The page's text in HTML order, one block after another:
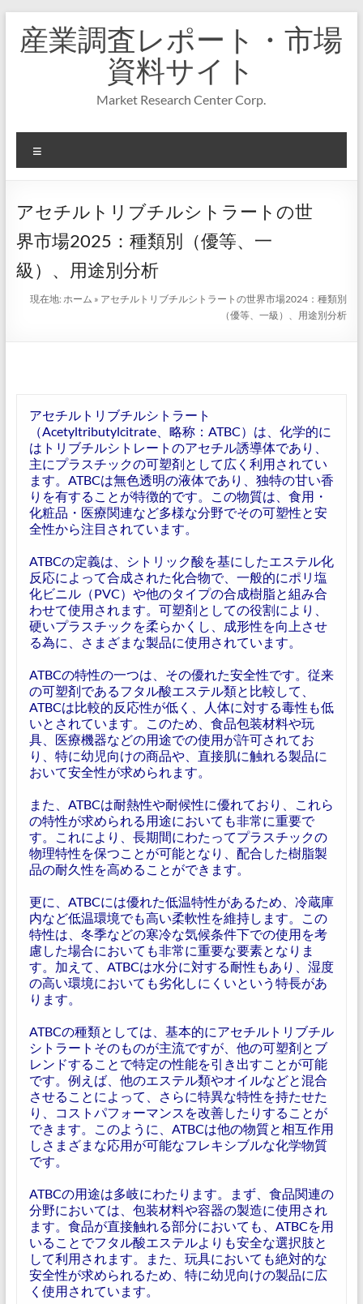
キ
プ
産業調査レポート・市場
資料サイト
Market Research Center Corp.
ニ
ー
アセチルトリブチルシトラートの世
界市場2025：種類別（優等、一
級）、用途別分析
現在地:ホーム » アセチルトリブチルシトラートの世界市場2024：種類別
（優等、一級）、用途別分析
アセチルトリブチルシトラート
（Acetyltributylcitrate、略称：ATBC）は、化学的に
はトリブチルシトレートのアセチル誘導体であり、
主にプラスチックの可塑剤として広く利用されてい
ます。ATBCは無色透明の液体であり、独特の甘い香
りを有することが特徴的です。この物質は、食用・
化粧品・医療関連など多様な分野でその可塑性と安
全性から注目されています。
ATBCの定義は、シトリック酸を基にしたエステル化
反応によって合成された化合物で、一般的にポリ塩
化ビニル（PVC）や他のタイプの合成樹脂と組み合
わせて使用されます。可塑剤としての役割により、
硬いプラスチックを柔らかくし、成形性を向上させ
る為に、さまざまな製品に使用されています。
ATBCの特性の一つは、その優れた安全性です。従来
の可塑剤であるフタル酸エステル類と比較して、
ATBCは比較的反応性が低く、人体に対する毒性も低
いとされています。このため、食品包装材料や玩
具、医療機器などの用途での使用が許可されてお
り、特に幼児向けの商品や、直接肌に触れる製品に
おいて安全性が求められます。
また、ATBCは耐熱性や耐候性に優れており、これら
の特性が求められる用途においても非常に重要で
す。これにより、長期間にわたってプラスチックの
物理特性を保つことが可能となり、配合した樹脂製
品の耐久性を高めることができます。
更に、ATBCには優れた低温特性があるため、冷蔵庫
内など低温環境でも高い柔軟性を維持します。この
特性は、冬季などの寒冷な気候条件下での使用を考
慮した場合においても非常に重要な要素となりま
す。加えて、ATBCは水分に対する耐性もあり、湿度
の高い環境においても劣化しにくいという特長があ
ります。
ATBCの種類としては、基本的にアセチルトリブチル
シトラートそのものが主流ですが、他の可塑剤とブ
レンドすることで特定の性能を引き出すことが可能
です。例えば、他のエステル類やオイルなどと混合
させることによって、さらに特異な特性を持たせた
り、コストパフォーマンスを改善したりすることが
できます。このように、ATBCは他の物質と相互作用
しさまざまな応用が可能なフレキシブルな化学物質
です。
ATBCの用途は多岐にわたります。まず、食品関連の
分野においては、包装材料や容器の製造に使用され
ます。食品が直接触れる部分においても、ATBCを用
いることでフタル酸エステルよりも安全な選択肢と
して利用されます。また、玩具においても絶対的な
安全性が求められるため、特に幼児向けの製品に広
く使用されています。